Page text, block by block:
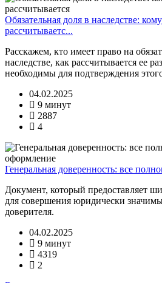
Обязательная доля в наследстве:
рассчитываетс...
Расскажем, кто имеет право на
наследстве, как рассчитывается ее
необходимы для подтверждения
04.02.2025
9 минут
2887
4
Генеральная доверенность: все
Документ, который предоставляет
для совершения юридически
доверителя.
04.02.2025
9 минут
4319
2